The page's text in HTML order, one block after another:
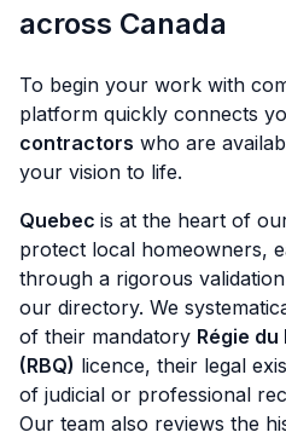
across Canada
To begin your work with
platform quickly connects
contractors who are
your vision to life.
Quebec is at the heart of
protect local homeowners,
through a rigorous
our directory. We
of their mandatory Régie
(RBQ) licence, their legal
of judicial or professional
Our team also reviews the